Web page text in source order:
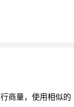
商量，使用相似的